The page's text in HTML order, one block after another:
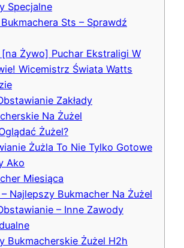
Specjalne
Sts – Sprawdź
[na Żywo] Puchar Ekstraligi W
Wicemistrz Świata Watts
Zakłady
Na Żużel
Żużel?
Żużla To Nie Tylko Gotowe
Ako
Miesiąca
Najlepszy Bukmacher Na Żużel
– Inne Zawody
Bukmacherskie Żużel H2h